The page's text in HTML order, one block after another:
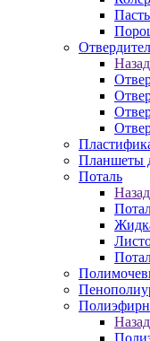
Назад
Планшеты
Поталь
Назад
Назад